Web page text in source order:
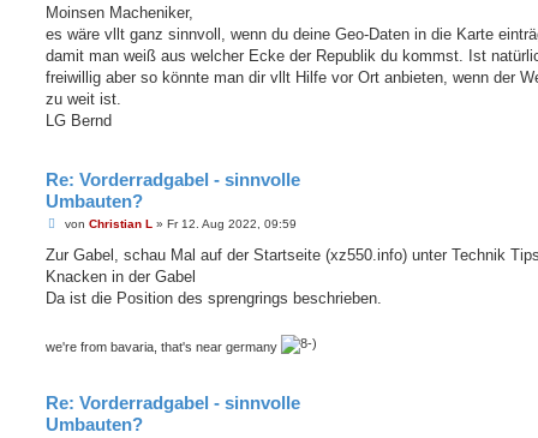
i
r
a
Moinsen Macheniker,
es wäre vllt ganz sinnvoll, wenn du deine Geo-Daten in die Karte
damit man weiß aus welcher Ecke der Republik du kommst. Ist
freiwillig aber so könnte man dir vllt Hilfe vor Ort anbieten, wenn der
zu weit ist.
LG Bernd
Re: Vorderradgabel - sinnvolle
Umbauten?
B
i
r
a
von Christian L» Fr 12. Aug 2022, 09:59
Zur Gabel, schau Mal auf der Startseite (xz550.info) unter Technik
Knacken in der Gabel
Da ist die Position des sprengrings beschrieben.
we're from bavaria, that's near germany
Re: Vorderradgabel - sinnvolle
Umbauten?